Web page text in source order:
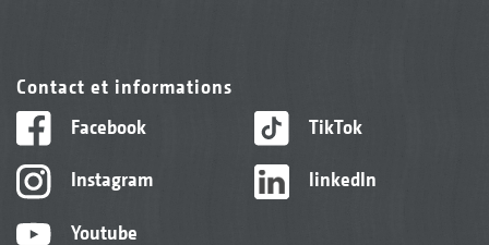
Contact et informations
Facebook
Instagram
Youtube
TikTok
linkedIn